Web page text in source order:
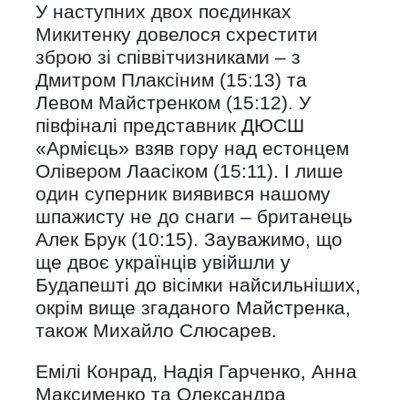
У наступних двох поєдинках
Микитенку довелося схрестити
зброю зі співвітчизниками – з
Дмитром Плаксіним (15:13) та
Левом Майстренком (15:12). У
півфіналі представник ДЮСШ
«Армієць» взяв гору над естонцем
Олівером Лаасіком (15:11). І лише
один суперник виявився нашому
шпажисту не до снаги – британець
Алек Брук (10:15). Зауважимо, що
ще двоє українців увійшли у
Будапешті до вісімки найсильніших,
окрім вище згаданого Майстренка,
також Михайло Слюсарев.
Емілі Конрад, Надія Гарченко, Анна
Максименко та Олександра